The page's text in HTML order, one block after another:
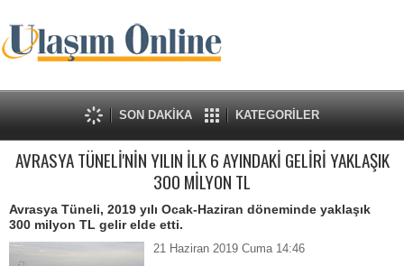
SON DAKİKA KATEGORİLER
AVRASYA TÜNELİ'NİN YILIN İLK 6 AYINDAKİ GELİRİ YAKLAŞIK
300 MİLYON TL
Avrasya Tüneli, 2019 yılı Ocak-Haziran döneminde yaklaşık
300 milyon TL gelir elde etti.
21 Haziran 2019 Cuma 14:46